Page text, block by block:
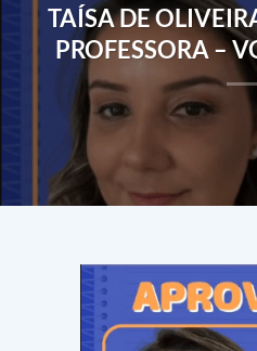
TAÍSA DE
PROFESSORA –